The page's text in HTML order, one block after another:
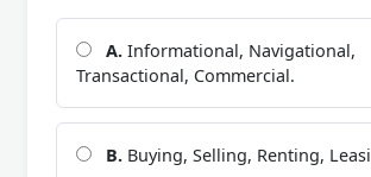
A. Informational, Navigational,
Transactional, Commercial.
B. Buying, Selling, Renting,